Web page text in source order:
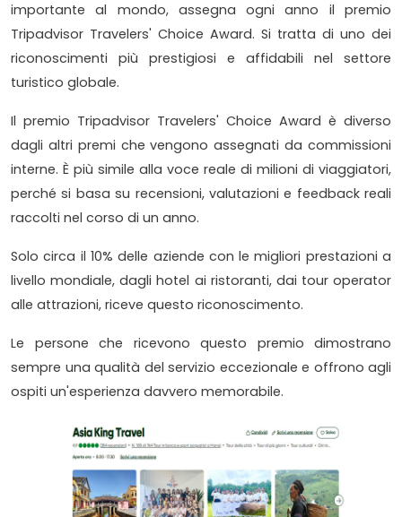
importante al mondo, assegna ogni anno il premio
Tripadvisor Travelers' Choice Award. Si tratta di uno dei
riconoscimenti più prestigiosi e affidabili nel settore
turistico globale.
Il premio Tripadvisor Travelers' Choice Award è diverso
dagli altri premi che vengono assegnati da commissioni
interne. È più simile alla voce reale di milioni di viaggiatori,
perché si basa su recensioni, valutazioni e feedback reali
raccolti nel corso di un anno.
Solo circa il 10% delle aziende con le migliori prestazioni a
livello mondiale, dagli hotel ai ristoranti, dai tour operator
alle attrazioni, riceve questo riconoscimento.
Le persone che ricevono questo premio dimostrano
sempre una qualità del servizio eccezionale e offrono agli
ospiti un'esperienza davvero memorabile.